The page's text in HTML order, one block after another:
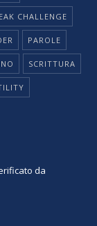
CHALLENGE
PAROLE
SCRITTURA
da